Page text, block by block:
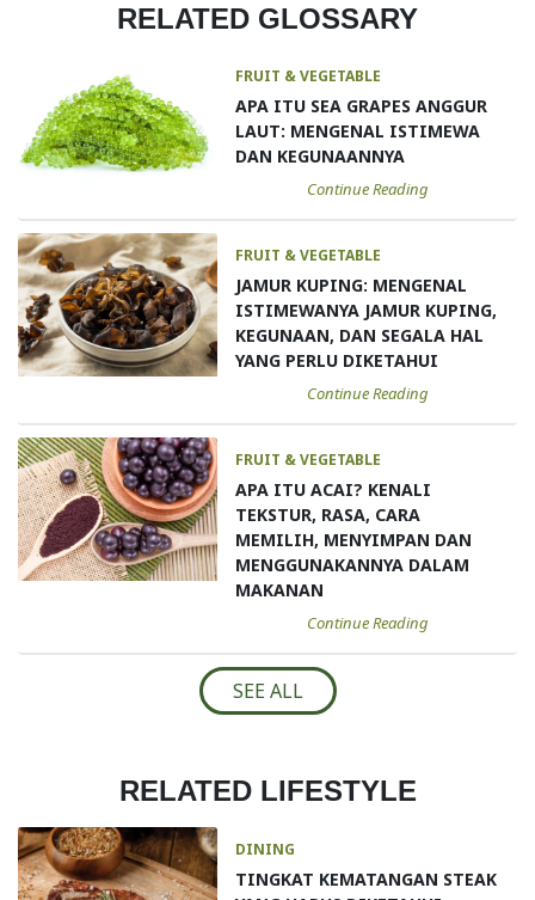
RELATED GLOSSARY
FRUIT & VEGETABLE
APA ITU SEA GRAPES ANGGUR
LAUT: MENGENAL ISTIMEWA
DAN KEGUNAANNYA
Continue Reading
FRUIT & VEGETABLE
JAMUR KUPING: MENGENAL
ISTIMEWANYA JAMUR KUPING,
KEGUNAAN, DAN SEGALA HAL
YANG PERLU DIKETAHUI
Continue Reading
FRUIT & VEGETABLE
APA ITU ACAI? KENALI
TEKSTUR, RASA, CARA
MEMILIH, MENYIMPAN DAN
MENGGUNAKANNYA DALAM
MAKANAN
Continue Reading
SEE ALL
RELATED LIFESTYLE
DINING
TINGKAT KEMATANGAN STEAK